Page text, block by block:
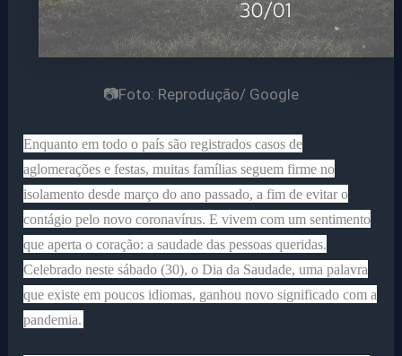
📷Foto: Reprodução/ Google
Enquanto em todo o país são registrados casos de
aglomerações e festas, muitas famílias seguem firme no
isolamento desde março do ano passado, a fim de evitar o
contágio pelo novo coronavírus. E vivem com um sentimento
que aperta o coração: a saudade das pessoas queridas.
Celebrado neste sábado (30), o Dia da Saudade, uma palavra
que existe em poucos idiomas, ganhou novo significado com a
pandemia.